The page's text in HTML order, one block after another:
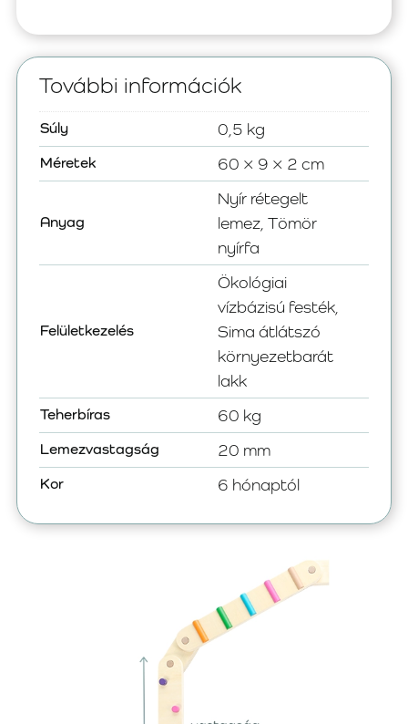
További információk
Súly 0,5 kg
Méretek 60 × 9 × 2 cm
Anyag
Nyír rétegelt
lemez, Tömör
nyírfa
Felületkezelés
Ökológiai
vízbázisú festék,
Sima átlátszó
környezetbarát
lakk
Teherbíras 60 kg
Lemezvastagság 20 mm
Kor 6 hónaptól